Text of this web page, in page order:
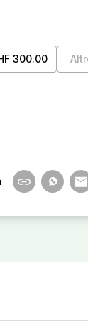
300.00